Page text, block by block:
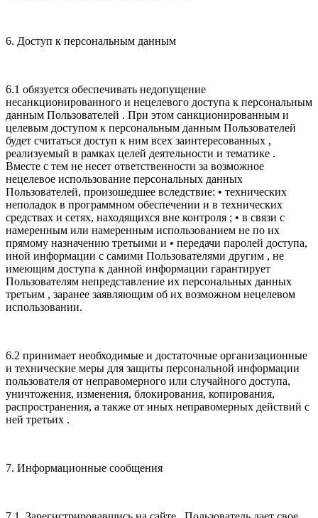
6. Доступ к персональным данным
6.1 обязуется обеспечивать недопущение
несанкционированного и нецелевого доступа к персональным
данным Пользователей . При этом санкционированным и
целевым доступом к персональным данным Пользователей
будет считаться доступ к ним всех заинтересованных ,
реализуемый в рамках целей деятельности и тематике .
Вместе с тем не несет ответственности за возможное
нецелевое использование персональных данных
Пользователей, произошедшее вследствие: • технических
неполадок в программном обеспечении и в технических
средствах и сетях, находящихся вне контроля ; • в связи с
намеренным или намеренным использованием не по их
прямому назначению третьими и • передачи паролей доступа,
иной информации с самими Пользователями другим , не
имеющим доступа к данной информации гарантирует
Пользователям непредставление их персональных данных
третьим , заранее заявляющим об их возможном нецелевом
использовании.
6.2 принимает необходимые и достаточные организационные
и технические меры для защиты персональной информации
пользователя от неправомерного или случайного доступа,
уничтожения, изменения, блокирования, копирования,
распространения, а также от иных неправомерных действий с
ней третьих .
7. Информационные сообщения